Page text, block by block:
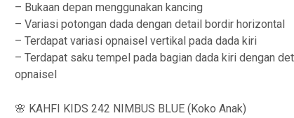
3
2
9
9
– Bukaan depan menggunakan kancing
– Variasi potongan dada dengan detail bordir horizontal
– Terdapat variasi opnaisel vertikal pada dada kiri
– Terdapat saku tempel pada bagian dada kiri dengan
opnaisel
🌸 KAHFI KIDS 242 NIMBUS BLUE (Koko Anak)